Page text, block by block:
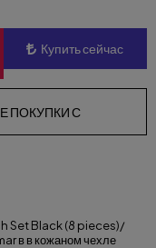
Купить сейчас
ПОКУПКИ С
Set Black (8 pieces)/
в в кожаном чехле